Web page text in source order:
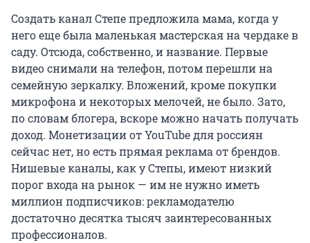
Создать канал Степе предложила мама, когда у
него еще была маленькая мастерская на чердаке в
саду. Отсюда, собственно, и название. Первые
видео снимали на телефон, потом перешли на
семейную зеркалку. Вложений, кроме покупки
микрофона и некоторых мелочей, не было. Зато,
по словам блогера, вскоре можно начать получать
доход. Монетизации от YouTube для россиян
сейчас нет, но есть прямая реклама от брендов.
Нишевые каналы, как у Степы, имеют низкий
порог входа на рынок — им не нужно иметь
миллион подписчиков: рекламодателю
достаточно десятка тысяч заинтересованных
профессионалов.